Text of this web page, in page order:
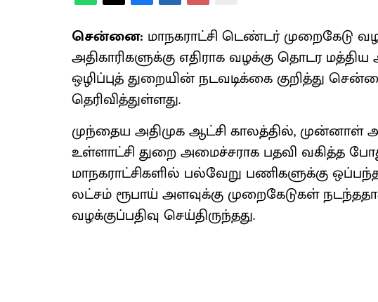
சென்னை: மாநகராட்சி டெண்டர் முறைகேடு
அதிகாரிகளுக்கு எதிராக வழக்கு தொடர
ஒழிப்புத் துறையின் நடவடிக்கை குறித்து
தெரிவித்துள்ளது.
முந்தைய அதிமுக ஆட்சி காலத்தில், முன்னாள்
உள்ளாட்சி துறை அமைச்சராக பதவி வகித்த
மாநகராட்சிகளில் பல்வேறு பணிகளுக்கு
லட்சம் ரூபாய் அளவுக்கு முறைகேடுகள்
வழக்குப்பதிவு செய்திருந்தது.